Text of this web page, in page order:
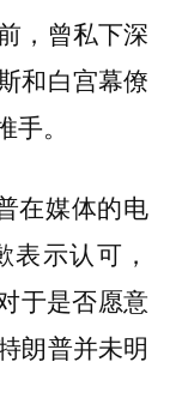
，曾私下深
和白宫幕僚
。
在媒体的电
示认可，
于是否愿意
朗普并未明